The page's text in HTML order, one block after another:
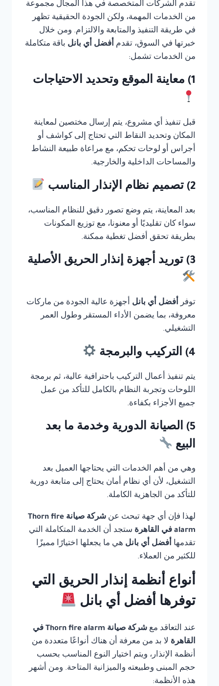
تقدم الشركات المتخصصة في هذا المجال مجموعة
من الخدمات المهمة، ولكن الجودة الحقيقية تظهر
في طريقة التنفيذ والمتابعة والالتزام. ومن خلال
خبرتها في السوق، تقدم أفضل أي بانل باقة متكاملة
من الخدمات تشمل:
1) معاينة الموقع وتحديد الاحتياجات
قبل تنفيذ أي مشروع، يتم إرسال مختصين لمعاينة
المكان وتحديد النقاط التي تحتاج إلى كواشف أو
أجراس أو لوحات تحكم، مع مراعاة طبيعة النشاط
والمساحات الداخلية والخارجية.
2) تصميم نظام الإنذار المناسب
بعد المعاينة، يتم وضع تصور دقيق للنظام المناسب،
سواء كان تقليديًا أو معنونا، مع توزيع المكونات
بطريقة تحقق أفضل تغطية ممكنة.
3) توريد أجهزة إنذار الحريق الأصلية
توفر أفضل أي بانل أجهزة عالية الجودة من ماركات
معروفة، بما يضمن الأداء المستقر وطول العمر
التشغيلي.
4) التركيب والبرمجة
يتم تنفيذ أعمال التركيب باحترافية عالية، ثم برمجة
اللوحات وتجربة النظام بالكامل للتأكد من عمل
جميع الأجزاء بكفاءة.
5) الصيانة الدورية وخدمة ما بعد
البيع
وهي من أهم الخدمات التي يحتاجها العميل بعد
التشغيل، لأن أي نظام أمان يحتاج إلى متابعة دورية
للتأكد من الجاهزية الكاملة.
لهذا فإن أي جهة تبحث عن
شركة صيانة Thorn fire
alarm في القاهرة
ستجد أن الخدمة المتكاملة التي
تقدمها أفضل أي بانل هي ما يجعلها اختيارًا مميزًا
للكثير من العملاء.
أنواع أنظمة إنذار الحريق التي
توفرها أفضل أي بانل
عند التعاقد مع
شركة صيانة Thorn fire alarm في
القاهرة لا بد من معرفة أن هناك أنواعًا متعددة من
أنظمة الإنذار، ويتم اختيار النوع المناسب بحسب
حجم المبنى وطبيعته والميزانية المتاحة. ومن أشهر
هذه الأنظمة: